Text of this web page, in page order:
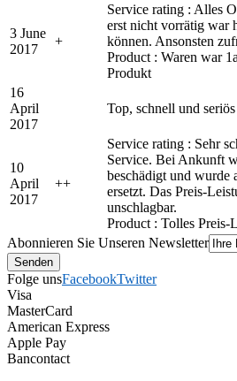
3 June
2017
+
Service rating : Alles
erst nicht vorrätig war
können. Ansonsten
Product : Waren war
Produkt
16
April
2017
Top, schnell und
10
April
2017
++
Service rating : Sehr
Service. Bei Ankunft
beschädigt und wurde
ersetzt. Das Preis-
unschlagbar.
Product : Tolles Preis-
Abonnieren Sie Unseren Newsletter
Folge unsFacebookTwitter
Visa
MasterCard
American Express
Apple Pay
Bancontact